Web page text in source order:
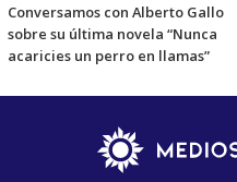
Conversamos con Alberto Gallo
sobre su última novela “Nunca
acaricies un perro en llamas”